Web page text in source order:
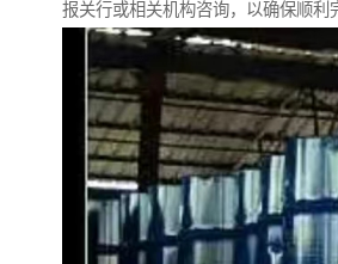
报关行或相关机构咨询，以确保顺利